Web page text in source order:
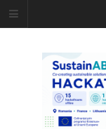
Caiet de
insemnari
DESCARCĂ!